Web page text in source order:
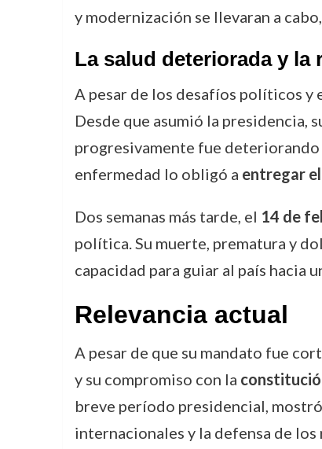
y modernización se llevaran a
La salud deteriorada y la
A pesar de los desafíos políticos
Desde que asumió la presidencia,
progresivamente fue deteriorando
enfermedad lo obligó a entregar
Dos semanas más tarde, el 14 de
política. Su muerte, prematura y
capacidad para guiar al país hacia
Relevancia actual
A pesar de que su mandato fue
y su compromiso con la
breve período presidencial,
internacionales y la defensa de